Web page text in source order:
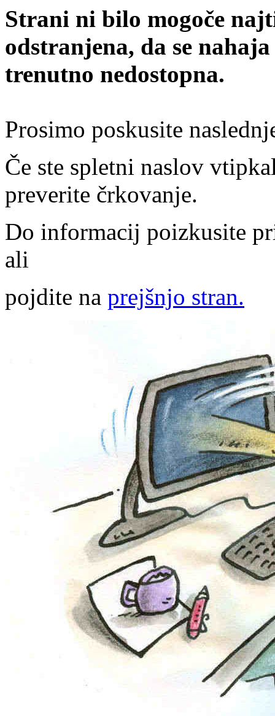
Strani ni bilo mogoče
odstranjena, da se
trenutno nedostopna.
Prosimo poskusite
Če ste spletni naslov
preverite črkovanje.
Do informacij poizkusite
ali
pojdite na prejšnjo stran.